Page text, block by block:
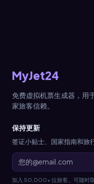
MyJet24
免费虚拟机票生成器，用
家旅客信赖。
保持更新
签证小贴士、国家指南和旅
加入 50,000+ 位旅客。可随时取